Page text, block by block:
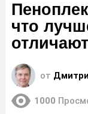
что
от
1000